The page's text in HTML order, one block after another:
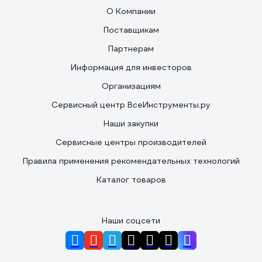
О Компании
Поставщикам
Партнерам
Информация для инвесторов
Организациям
Сервисный центр ВсеИнструменты.ру
Наши закупки
Сервисные центры производителей
Правила применения рекомендательных технологий
Каталог товаров
Наши соцсети